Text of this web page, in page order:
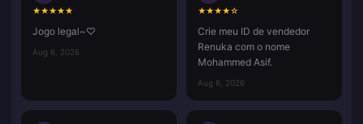
★★★★★
Jogo legal~♡
Aug 6, 2026
★★★★☆
Crie meu ID de vendedor
Renuka com o nome
Mohammed Asif.
Aug 6, 2026